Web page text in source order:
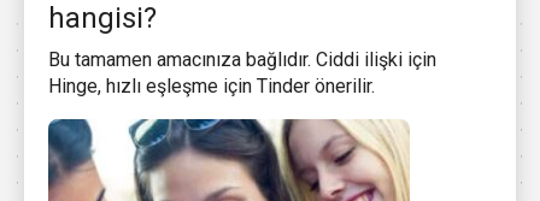
hangisi?
Bu tamamen amacınıza bağlıdır. Ciddi ilişki için
Hinge, hızlı eşleşme için Tinder önerilir.